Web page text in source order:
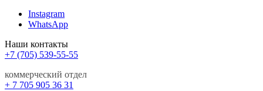
Instagram
WhatsApp
Наши контакты
+7 (705) 539-55-55
коммерческий отдел
+ 7 705 905 36 31